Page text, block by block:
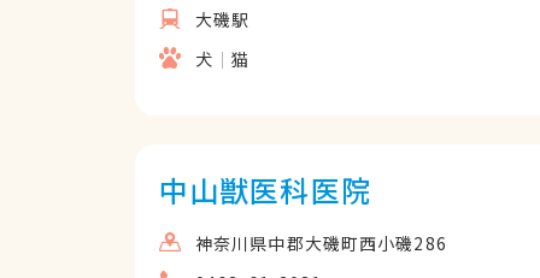
大磯駅
犬
猫
中山獣医科医院
神奈川県中郡大磯町西小磯286